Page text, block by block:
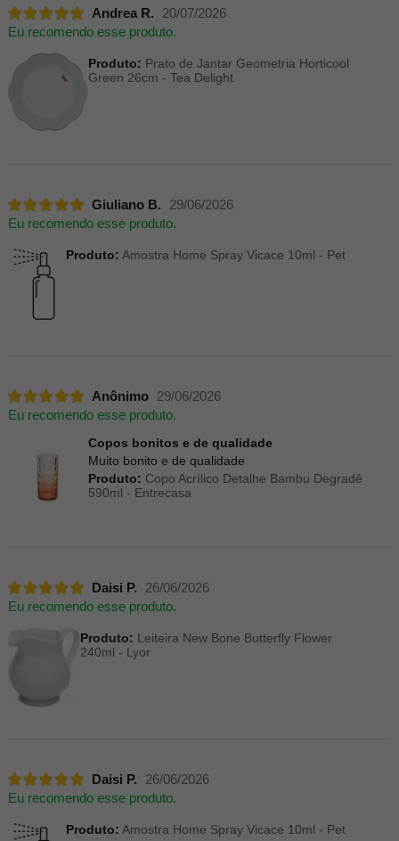
Andrea R.
20/07/2026
Eu recomendo esse produto.
Produto: Prato de Jantar Geometria Horticool
Green 26cm - Tea Delight
Giuliano B.
29/06/2026
Eu recomendo esse produto.
Produto: Amostra Home Spray Vicace 10ml - Pet
Anônimo
29/06/2026
Eu recomendo esse produto.
Copos bonitos e de qualidade
Muito bonito e de qualidade
Produto: Copo Acrílico Detalhe Bambu Degradê
590ml - Entrecasa
Daisi P.
26/06/2026
Eu recomendo esse produto.
Produto: Leiteira New Bone Butterfly Flower
240ml - Lyor
Daisi P.
26/06/2026
Eu recomendo esse produto.
Produto: Amostra Home Spray Vicace 10ml - Pet